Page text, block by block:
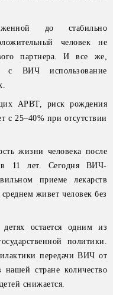
до стабильно
человек не
партнера. И все же,
с ВИЧ использование
АРВТ, риск рождения
с 25–40% при отсутствии
жизни человека после
в 11 лет. Сегодня ВИЧ-
приеме лекарств
живет человек без
остается одним из
политики.
передачи ВИЧ от
стране количество
снижается.